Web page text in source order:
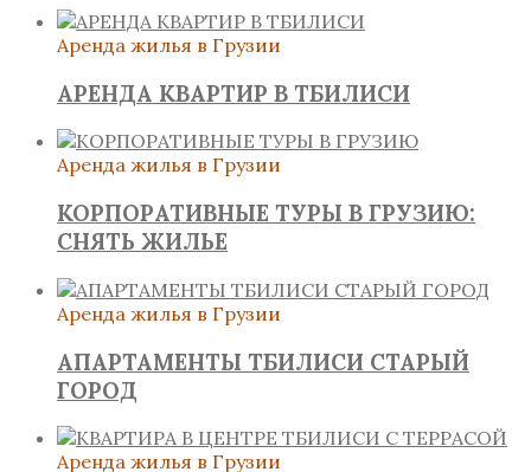
Аренда жилья в Грузии
АРЕНДА КВАРТИР В ТБИЛИСИ
Аренда жилья в Грузии
КОРПОРАТИВНЫЕ ТУРЫ В ГРУЗИЮ:
СНЯТЬ ЖИЛЬЕ
Аренда жилья в Грузии
АПАРТАМЕНТЫ ТБИЛИСИ СТАРЫЙ
ГОРОД
Аренда жилья в Грузии